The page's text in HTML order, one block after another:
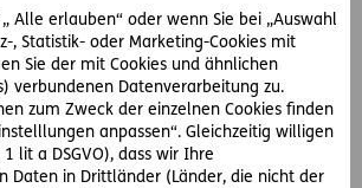
Alle erlauben“ oder wenn Sie bei „Auswahl
, Statistik- oder Marketing-Cookies mit
Sie der mit Cookies und ähnlichen
verbundenen Datenverarbeitung zu.
zum Zweck der einzelnen Cookies finden
anpassen“. Gleichzeitig willigen
lit a DSGVO), dass wir Ihre
Daten in Drittländer (Länder, die nicht der
17:00